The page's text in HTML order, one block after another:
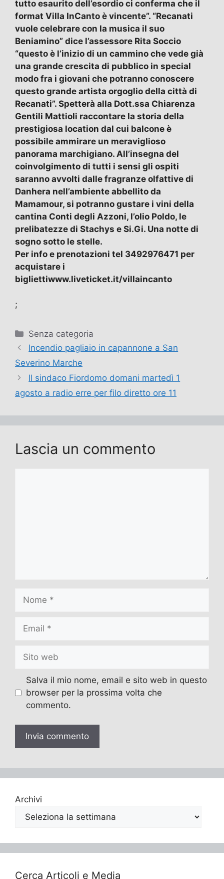
tutto esaurito dell’esordio ci conferma che il
format Villa InCanto è vincente”. “Recanati
vuole celebrare con la musica il suo
Beniamino” dice l’assessore Rita Soccio
“questo è l’inizio di un cammino che vede già
una grande crescita di pubblico in special
modo fra i giovani che potranno conoscere
questo grande artista orgoglio della città di
Recanati”. Spetterà alla Dott.ssa Chiarenza
Gentili Mattioli raccontare la storia della
prestigiosa location dal cui balcone è
possibile ammirare un meraviglioso
panorama marchigiano. All’insegna del
coinvolgimento di tutti i sensi gli ospiti
saranno avvolti dalle fragranze olfattive di
Danhera nell’ambiente abbellito da
Mamamour, si potranno gustare i vini della
cantina Conti degli Azzoni, l’olio Poldo, le
prelibatezze di Stachys e Si.Gi. Una notte di
sogno sotto le stelle.
Per info e prenotazioni tel 3492976471 per
acquistare i
bigliettiwww.liveticket.it/villaincanto
;
Categorie
Senza categoria
Incendio pagliaio in capannone a San
Severino Marche
Il sindaco Fiordomo domani martedì 1
agosto a radio erre per filo diretto ore 11
Lascia un commento
Nome
Email
Sito
web
Salva il mio nome, email e sito web in questo
browser per la prossima volta che
commento.
Archivi
Cerca Articoli e Media